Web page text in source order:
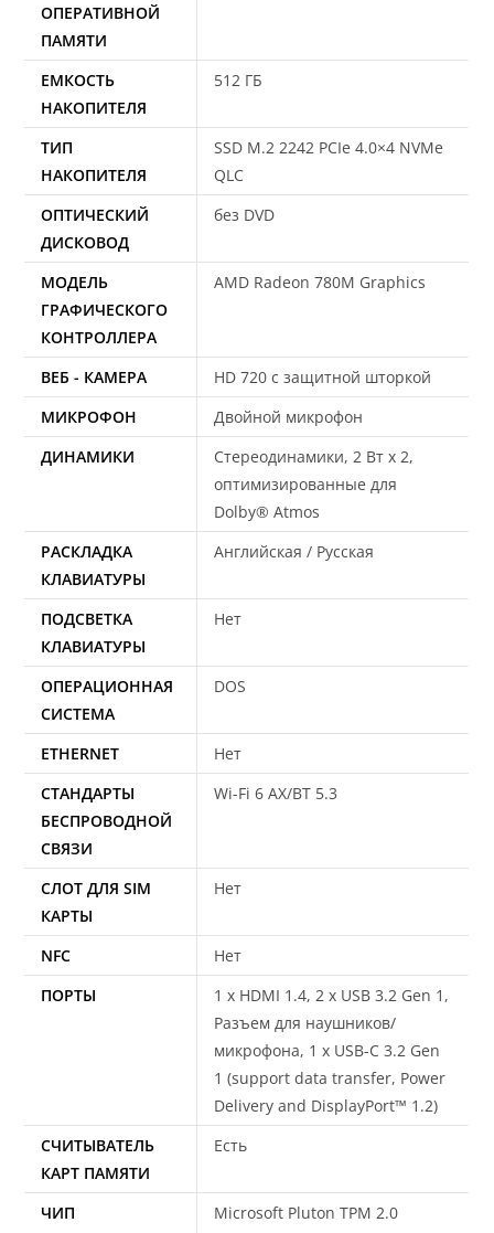
ОПЕРАТИВНОЙ
ПАМЯТИ
ЕМКОСТЬ
НАКОПИТЕЛЯ
512 ГБ
ТИП
НАКОПИТЕЛЯ
SSD M.2 2242 PCIe 4.0×4 NVMe
QLC
ОПТИЧЕСКИЙ
ДИСКОВОД
без DVD
МОДЕЛЬ
ГРАФИЧЕСКОГО
КОНТРОЛЛЕРА
AMD Radeon 780M Graphics
ВЕБ - КАМЕРА
HD 720 с защитной шторкой
МИКРОФОН
Двойной микрофон
ДИНАМИКИ
Стереодинамики, 2 Вт x 2,
оптимизированные для
Dolby® Atmos
РАСКЛАДКА
КЛАВИАТУРЫ
Английская / Русская
ПОДСВЕТКА
КЛАВИАТУРЫ
Нет
ОПЕРАЦИОННАЯ
СИСТЕМА
DOS
ETHERNET
Нет
СТАНДАРТЫ
БЕСПРОВОДНОЙ
СВЯЗИ
Wi-Fi 6 AX/BT 5.3
СЛОТ ДЛЯ SIM
КАРТЫ
Нет
NFC
Нет
ПОРТЫ
1 x HDMI 1.4, 2 x USB 3.2 Gen 1,
Разъем для наушников/
микрофона, 1 x USB-C 3.2 Gen
1 (support data transfer, Power
Delivery and DisplayPort™ 1.2)
СЧИТЫВАТЕЛЬ
КАРТ ПАМЯТИ
Есть
ЧИП
Microsoft Pluton TPM 2.0